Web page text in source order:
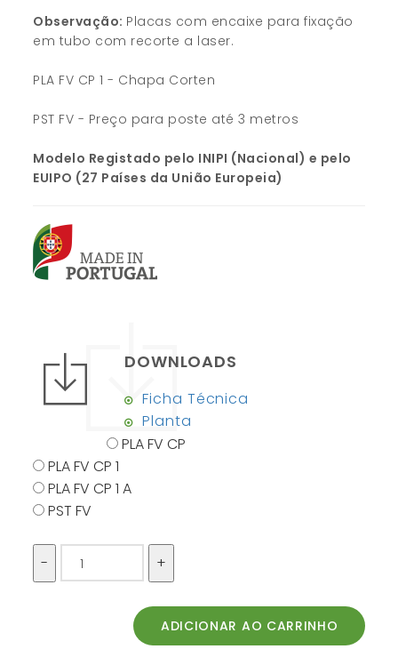
Observação: Placas com encaixe para fixação
em tubo com recorte a laser.
PLA FV CP 1 - Chapa Corten
PST FV - Preço para poste até 3 metros
Modelo Registado pelo INIPI (Nacional) e pelo
EUIPO (27 Países da União Europeia)
DOWNLOADS
Ficha Técnica
Planta
PLA FV CP
PLA FV CP 1
PLA FV CP 1 A
PST FV